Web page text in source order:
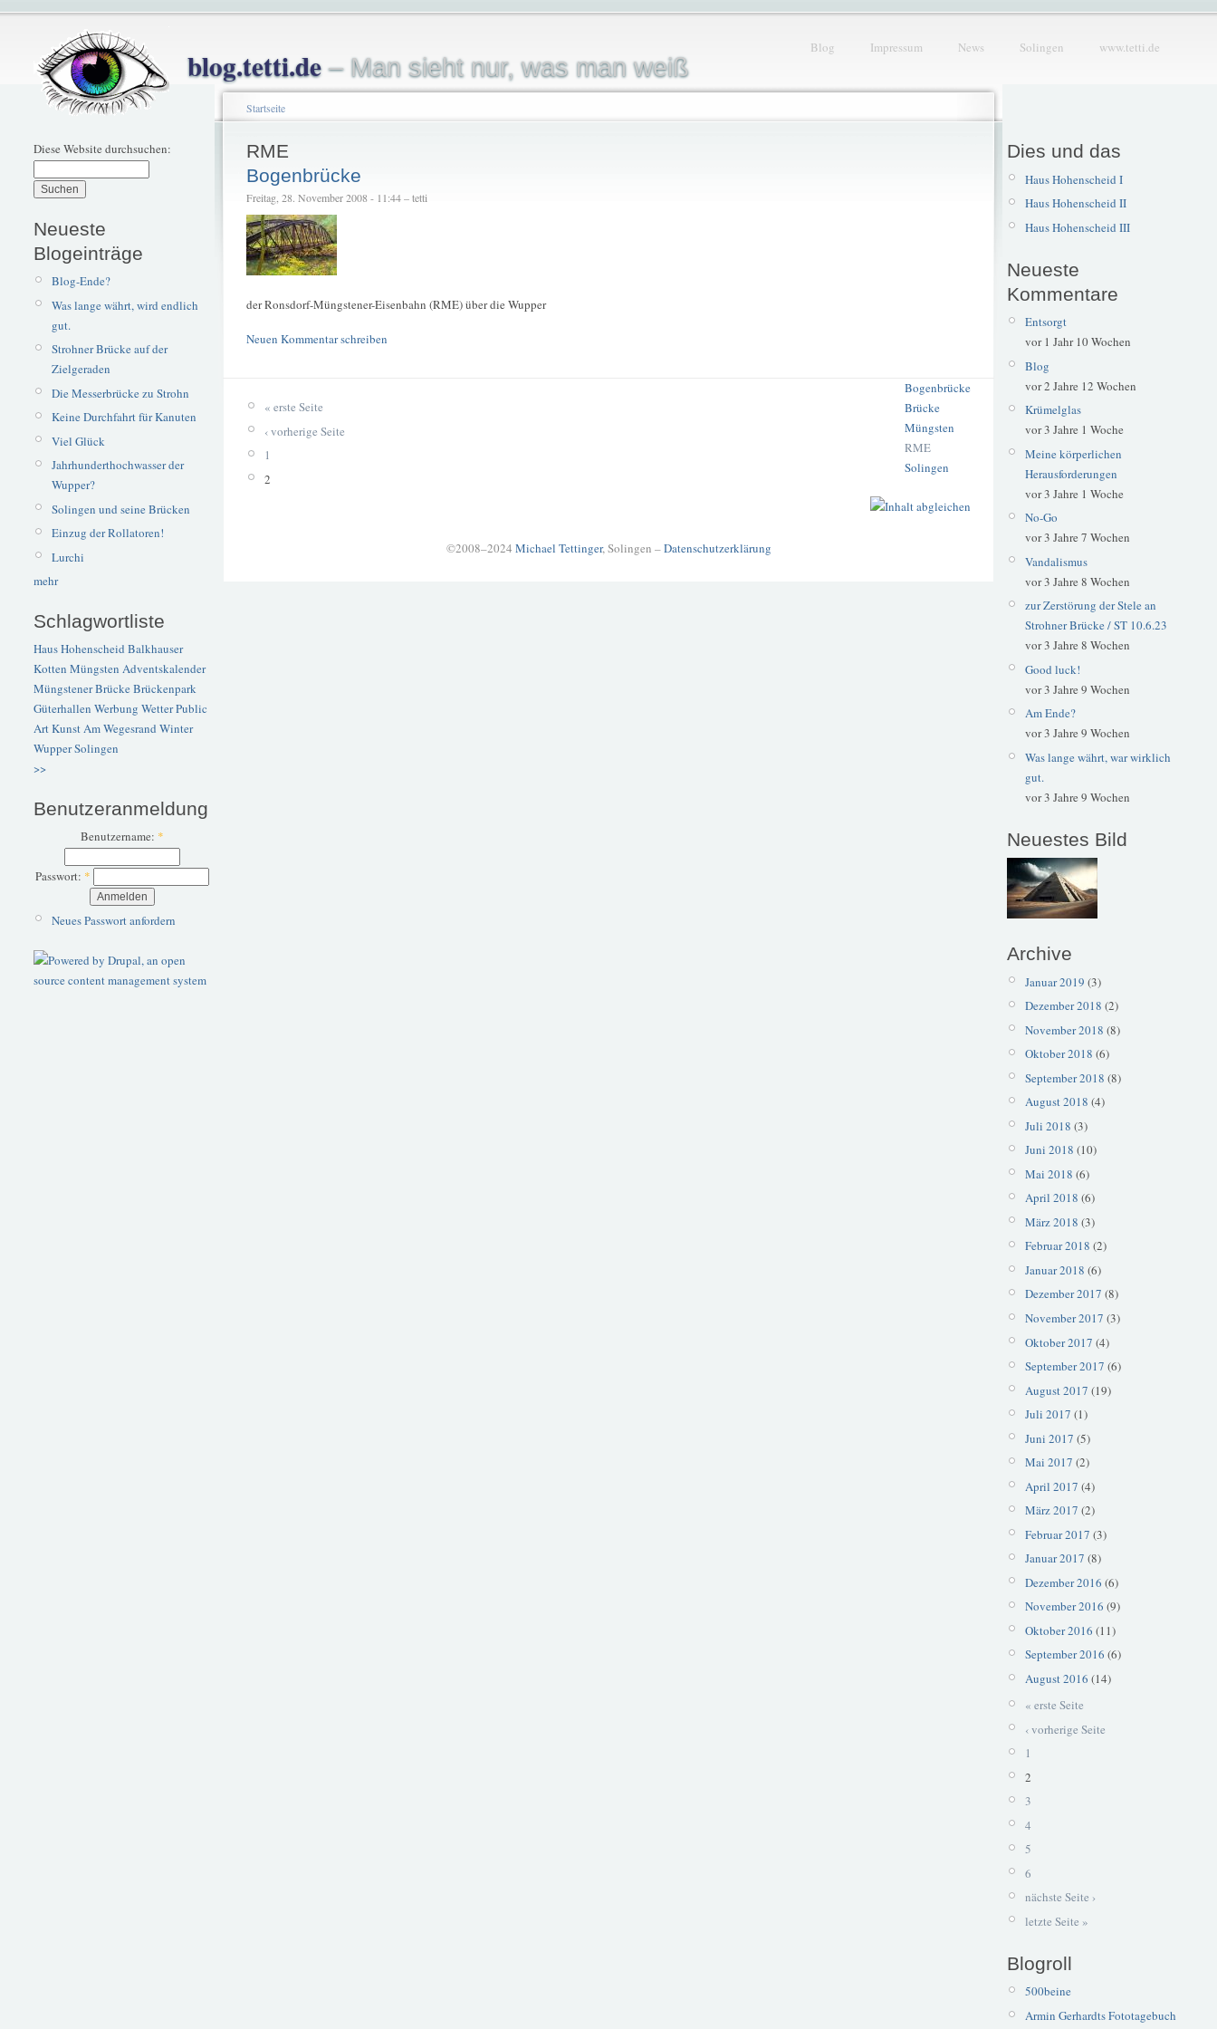
blog.tetti.de– Man sieht nur, was man weiß
Blog Impressum News Solingen www.tetti.de
Diese Website durchsuchen:
Neueste
Blogeinträge
Blog-Ende?
Was lange währt, wird endlich
gut.
Strohner Brücke auf der
Zielgeraden
Die Messerbrücke zu Strohn
Keine Durchfahrt für Kanuten
Viel Glück
Jahrhunderthochwasser der
Wupper?
Solingen und seine Brücken
Einzug der Rollatoren!
Lurchi
mehr
Schlagwortliste
Haus Hohenscheid Balkhauser
Kotten Müngsten Adventskalender
Müngstener BrückeBrückenpark
Güterhallen Werbung WetterPublic
ArtKunstAm Wegesrand Winter
WupperSolingen
>>
Benutzeranmeldung
Benutzername: *
Passwort: *
Neues Passwort anfordern
Startseite
RME
Bogenbrücke
Freitag, 28. November 2008 - 11:44 – tetti
der Ronsdorf-Müngstener-Eisenbahn (RME) über die Wupper
Neuen Kommentar schreiben
Bogenbrücke
Brücke
Müngsten
RME
Solingen
« erste Seite
‹ vorherige Seite
1
2
©2008–2024 Michael Tettinger, Solingen –Datenschutzerklärung
Dies und das
Haus Hohenscheid I
Haus Hohenscheid II
Haus Hohenscheid III
Neueste
Kommentare
Entsorgt
vor 1 Jahr 10 Wochen
Blog
vor 2 Jahre 12 Wochen
Krümelglas
vor 3 Jahre 1 Woche
Meine körperlichen
Herausforderungen
vor 3 Jahre 1 Woche
No-Go
vor 3 Jahre 7 Wochen
Vandalismus
vor 3 Jahre 8 Wochen
zur Zerstörung der Stele an
Strohner Brücke / ST 10.6.23
vor 3 Jahre 8 Wochen
Good luck!
vor 3 Jahre 9 Wochen
Am Ende?
vor 3 Jahre 9 Wochen
Was lange währt, war wirklich
gut.
vor 3 Jahre 9 Wochen
Neuestes Bild
Archive
Januar 2019 (3)
Dezember 2018 (2)
November 2018 (8)
Oktober 2018 (6)
September 2018 (8)
August 2018 (4)
Juli 2018 (3)
Juni 2018 (10)
Mai 2018 (6)
April 2018 (6)
März 2018 (3)
Februar 2018 (2)
Januar 2018 (6)
Dezember 2017 (8)
November 2017 (3)
Oktober 2017 (4)
September 2017 (6)
August 2017 (19)
Juli 2017 (1)
Juni 2017 (5)
Mai 2017 (2)
April 2017 (4)
März 2017 (2)
Februar 2017 (3)
Januar 2017 (8)
Dezember 2016 (6)
November 2016 (9)
Oktober 2016 (11)
September 2016 (6)
August 2016 (14)
« erste Seite
‹ vorherige Seite
1
2
3
4
5
6
nächste Seite ›
letzte Seite »
Blogroll
500beine
Armin Gerhardts Fototagebuch